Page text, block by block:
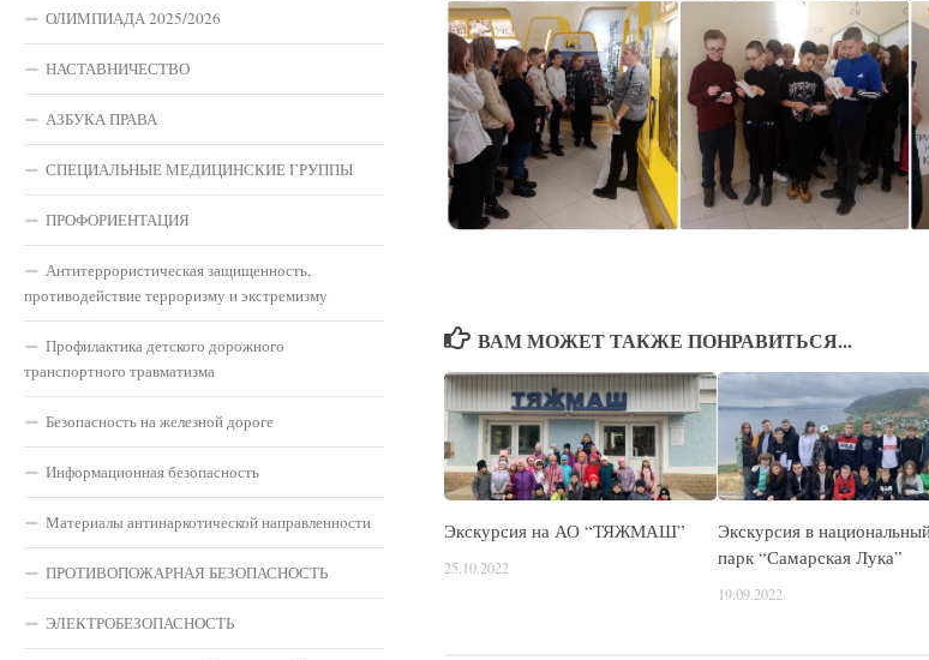
ВАМ МОЖЕТ ТАКЖЕ ПОНРАВИТЬСЯ...
Экскурсия на АО “ТЯЖМАШ”
25.10.2022
Экскурсия в
парк “Самарская Лука”
19.09.2022
ОЛИМПИАДА 2025/2026
НАСТАВНИЧЕСТВО
АЗБУКА ПРАВА
СПЕЦИАЛЬНЫЕ МЕДИЦИНСКИЕ ГРУППЫ
ПРОФОРИЕНТАЦИЯ
Антитеррористическая защищенность,
противодействие терроризму и экстремизму
Профилактика детского дорожного
транспортного травматизма
Безопасность на железной дороге
Информационная безопасность
Материалы антинаркотической направленности
ПРОТИВОПОЖАРНАЯ БЕЗОПАСНОСТЬ
ЭЛЕКТРОБЕЗОПАСНОСТЬ